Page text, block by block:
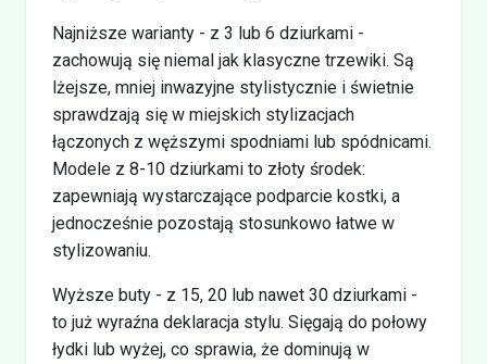
Najniższe warianty - z 3 lub 6 dziurkami -
zachowują się niemal jak klasyczne trzewiki. Są
lżejsze, mniej inwazyjne stylistycznie i świetnie
sprawdzają się w miejskich stylizacjach
łączonych z węższymi spodniami lub spódnicami.
Modele z 8-10 dziurkami to złoty środek:
zapewniają wystarczające podparcie kostki, a
jednocześnie pozostają stosunkowo łatwe w
stylizowaniu.
Wyższe buty - z 15, 20 lub nawet 30 dziurkami -
to już wyraźna deklaracja stylu. Sięgają do połowy
łydki lub wyżej, co sprawia, że dominują w